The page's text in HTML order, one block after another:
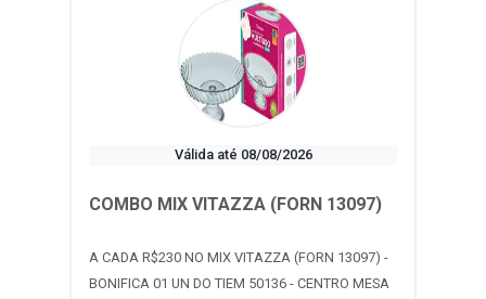
Válida até 08/08/2026
COMBO MIX VITAZZA (FORN 13097)
A CADA R$230 NO MIX VITAZZA (FORN 13097) -
BONIFICA 01 UN DO TIEM 50136 - CENTRO MESA